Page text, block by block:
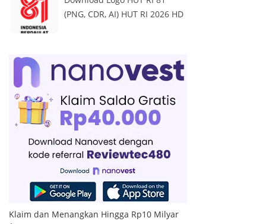
(PNG, CDR, AI) HUT RI 2026 HD
Klaim dan Menangkan Hingga Rp10 Milyar